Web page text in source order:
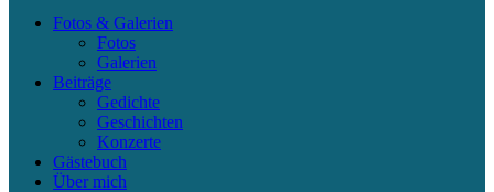
Fotos & Galerien
Fotos
Galerien
Beiträge
Gedichte
Geschichten
Konzerte
Gästebuch
Über mich